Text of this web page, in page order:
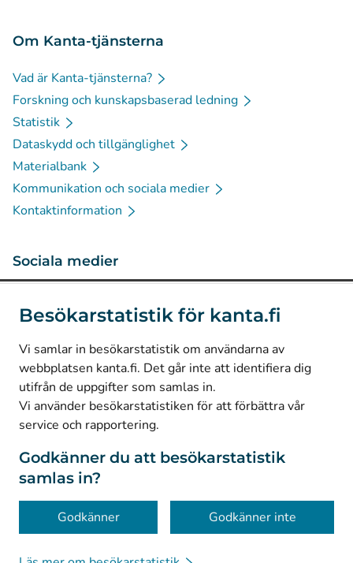
Besökarstatistik för kanta.fi
Vi samlar in besökarstatistik om användarna av
webbplatsen kanta.fi. Det går inte att identifiera dig
utifrån de uppgifter som samlas in.
Vi använder besökarstatistiken för att förbättra vår
service och rapportering.
Godkänner du att besökarstatistik
samlas in?
Godkänner Godkänner inte
Om Kanta-tjänsterna
Vad är Kanta-tjänsterna?
Forskning och kunskapsbaserad ledning
Statistik
Dataskydd och tillgänglighet
Materialbank
Kommunikation och sociala medier
Kontaktinformation
Sociala medier
LinkedIn(Avautuu uuteen välilehteen)
Facebook
Avautuu uuteen välilehteen)
© Kanta-Palvelut, Kansaneläkelaitos
Dataskydd
Om webbplatsen
Tillgänglighet
Kakor